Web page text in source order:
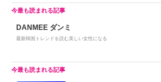
DANMEE ダンミ
最新韓国トレンドを読む美しい女性になる